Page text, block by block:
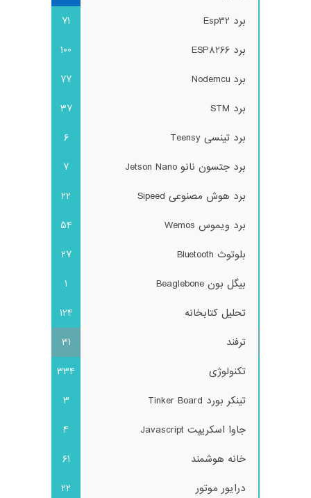
برد Esp32
71
برد ESP8266
100
برد Nodemcu
77
برد STM
37
برد تینسی Teensy
6
برد جتسون نانو Jetson Nano
7
برد هوش مصنوعی Sipeed
22
برد ویموس Wemos
54
بلوتوث Bluetooth
27
بیگل بون Beaglebone
1
تحلیل کتابخانه
124
ترفند
31
تکنولوژی
334
تینکر بورد Tinker Board
3
جاوا اسکریپت Javascript
4
خانه هوشمند
61
درایور موتور
22